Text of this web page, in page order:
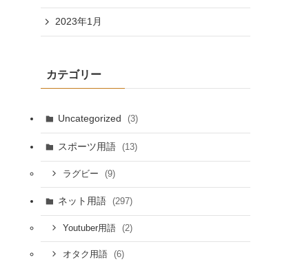
2023年1月
カテゴリー
Uncategorized (3)
スポーツ用語 (13)
ラグビー (9)
ネット用語 (297)
Youtuber用語 (2)
オタク用語 (6)